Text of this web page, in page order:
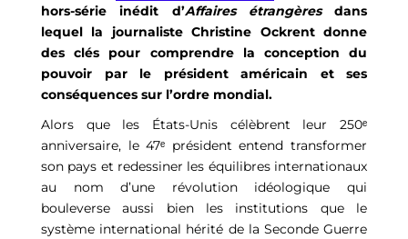
hors-série inédit d’Affaires étrangères dans
lequel la journaliste Christine Ockrent donne
des clés pour comprendre la conception du
pouvoir par le président américain et ses
conséquences sur l’ordre mondial.
Alors que les États-Unis célèbrent leur 250ᵉ
anniversaire, le 47ᵉ président entend transformer
son pays et redessiner les équilibres internationaux
au nom d’une révolution idéologique qui
bouleverse aussi bien les institutions que le
système international hérité de la Seconde Guerre